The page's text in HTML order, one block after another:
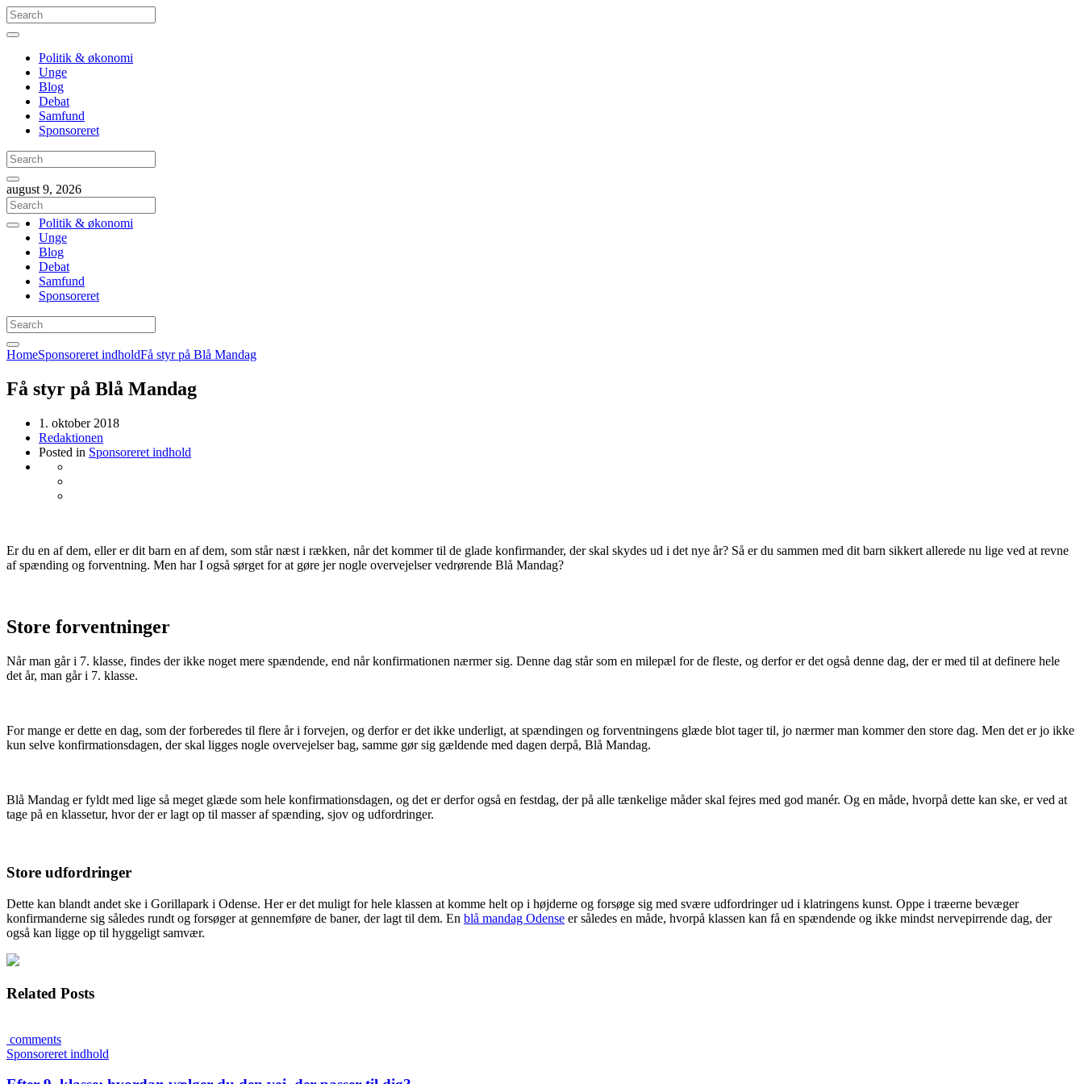
Politik & økonomi
Unge
Blog
Debat
Samfund
Sponsoreret
august 9, 2026
Politik & økonomi
Unge
Blog
Debat
Samfund
Sponsoreret
HomeSponsoreret indholdFå styr på Blå Mandag
Få styr på Blå Mandag
1. oktober 2018
Redaktionen
Posted in Sponsoreret indhold
Er du en af dem, eller er dit barn en af dem, som står næst i rækken, når det kommer til de glade konfirmander, der skal skydes ud i det nye år? Så er du sammen med dit barn sikkert allerede nu lige ved at revne
af spænding og forventning. Men har I også sørget for at gøre jer nogle overvejelser vedrørende Blå Mandag?
Store forventninger
Når man går i 7. klasse, findes der ikke noget mere spændende, end når konfirmationen nærmer sig. Denne dag står som en milepæl for de fleste, og derfor er det også denne dag, der er med til at definere hele
det år, man går i 7. klasse.
For mange er dette en dag, som der forberedes til flere år i forvejen, og derfor er det ikke underligt, at spændingen og forventningens glæde blot tager til, jo nærmer man kommer den store dag. Men det er jo ikke
kun selve konfirmationsdagen, der skal ligges nogle overvejelser bag, samme gør sig gældende med dagen derpå, Blå Mandag.
Blå Mandag er fyldt med lige så meget glæde som hele konfirmationsdagen, og det er derfor også en festdag, der på alle tænkelige måder skal fejres med god manér. Og en måde, hvorpå dette kan ske, er ved at
tage på en klassetur, hvor der er lagt op til masser af spænding, sjov og udfordringer.
Store udfordringer
Dette kan blandt andet ske i Gorillapark i Odense. Her er det muligt for hele klassen at komme helt op i højderne og forsøge sig med svære udfordringer ud i klatringens kunst. Oppe i træerne bevæger
konfirmanderne sig således rundt og forsøger at gennemføre de baner, der lagt til dem. En blå mandag Odense er således en måde, hvorpå klassen kan få en spændende og ikke mindst nervepirrende dag, der
også kan ligge op til hyggeligt samvær.
Related Posts
comments
Sponsoreret indhold